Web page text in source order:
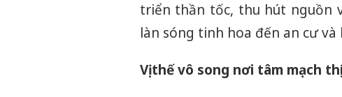
triển thần tốc, thu hút nguồn
làn sóng tinh hoa đến an cư và
Vị thế vô song nơi tâm mạch